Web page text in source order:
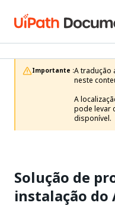
Importante :A tradução
neste
A
pode levar
disponível.
Solução de
instalação